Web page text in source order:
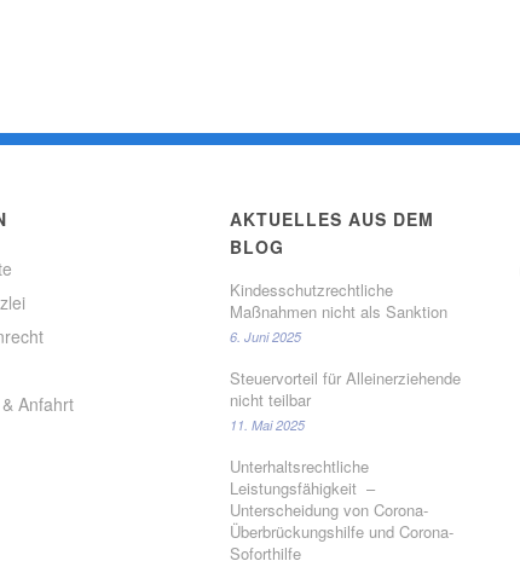
Anfahrt
AKTUELLES AUS DEM
BLOG
Kindesschutzrechtliche
Maßnahmen nicht als Sanktion
6. Juni 2025
Steuervorteil für Alleinerziehende
nicht teilbar
11. Mai 2025
Unterhaltsrechtliche
Leistungsfähigkeit –
Unterscheidung von Corona-
Überbrückungshilfe und Corona-
Soforthilfe